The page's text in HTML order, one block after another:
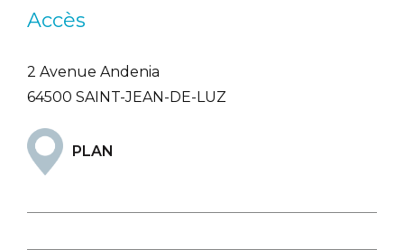
Accès
2 Avenue Andenia
64500 SAINT-JEAN-DE-LUZ
PLAN